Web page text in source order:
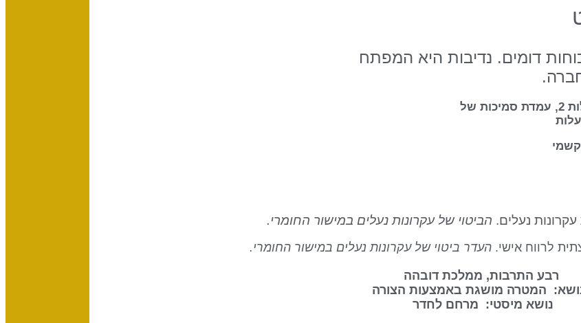
דומים. נדיבות היא המפתח
זווית ימנית של הצטלבות המשילות 2, עמדת סמיכות של
נעלים. הביטוי של עקרונות נעלים במישור החומרי.
לרווח אישי. העדר ביטוי של עקרונות נעלים במישור החומרי.
רבע התרבות, ממלכת דובהה
המטרה מושגת באמצעות הצורה
נושא מיסטי: מרחם לחדר